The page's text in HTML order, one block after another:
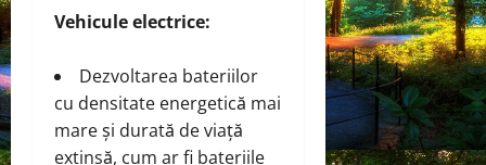
Vehicule electrice:
Dezvoltarea bateriilor
cu densitate energetică mai
mare și durată de viață
extinsă, cum ar fi bateriile